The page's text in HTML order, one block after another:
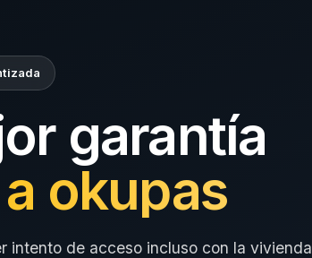
garantía
okupas
intento de acceso incluso con la vivienda